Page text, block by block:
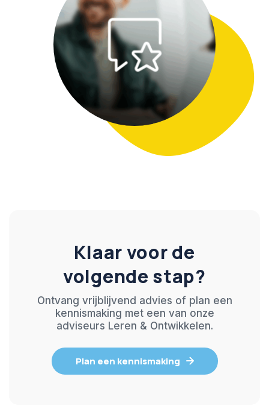
Klaar voor de
volgende stap?
Ontvang vrijblijvend advies of plan een
kennismaking met een van onze
adviseurs Leren & Ontwikkelen.
Plan een kennismaking